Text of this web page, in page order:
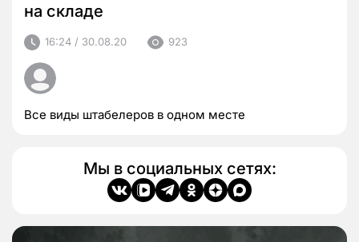
на складе
16:24 / 30.08.20 923
Все виды штабелеров в одном месте
Мы в социальных сетях: